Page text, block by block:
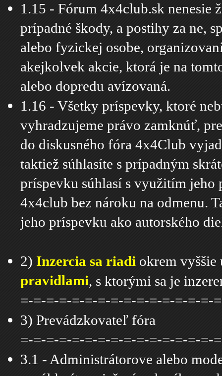
1.15 - Fórum 4x4club.sk nenesie
prípadné škody, a postihy za ne,
alebo fyzickej osobe,
akejkolvek akcie, ktorá je na
alebo dopredu avízovaná.
1.16 - Všetky príspevky, ktoré
vyhradzujeme právo zamknúť,
do diskusného fóra 4x4Club
taktiež súhlasíte s prípadným
príspevku súhlasí s využitím
4x4club bez nároku na odmenu.
jeho príspevku ako autorského
2) Inzercia sa riadi okrem vyššie
pravidlami, s ktorými sa je
=-=-=-=-=-=-=-=-=-=-=-=-=-=-=-
3) Prevádzkovateľ fóra
=-=-=-=-=-=-=-=-=-=-=-=-=-=-=-
3.1 - Administrátorove alebo